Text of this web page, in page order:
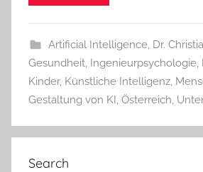
Artificial Intelligence, Dr.
Gesundheit, Ingenieurpsychologie,
Kinder, Künstliche Intelligenz,
Gestaltung von KI, Österreich,
Search